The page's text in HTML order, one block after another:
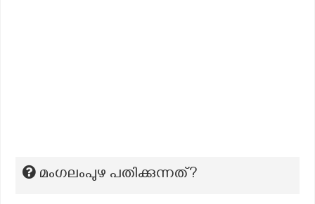
മംഗലംപുഴ പതിക്കുന്നത്?